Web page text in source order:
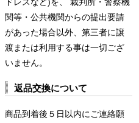
関等・公共機関からの提出要請
があった場合以外、第三者に譲
渡または利用する事は一切ござ
いません。
返品交換について
商品到着後５日以内にご連絡願